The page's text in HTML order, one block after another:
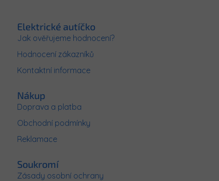
v
Elektrické autíčko
Jak ověřujeme hodnocení?
Hodnocení zákazníků
Kontaktní informace
Nákup
Doprava a platba
Obchodní podmínky
Reklamace
Soukromí
Zásady osobní ochrany